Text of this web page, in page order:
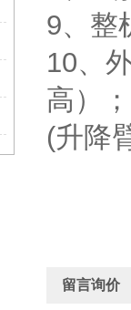
9、整
10、
高）；
(升降
留言询价